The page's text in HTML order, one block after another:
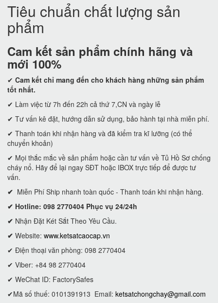
Tiêu chuẩn chất lượng sản
phẩm
Cam kết sản phẩm chính hãng và
mới 100%
✔ Cam kết chỉ mang đến cho khách hàng những sản phẩm
tốt nhất.
✔ Làm việc từ 7h đến 22h cả thứ 7,CN và ngày lễ
✔ Tư vấn kê đặt, hướng dẫn sử dụng, bảo hành tại nhà miễn phí.
✔ Thanh toán khi nhận hàng và đã kiểm tra kĩ lưỡng (có thể
chuyển khoản)
✔ Mọi thắc mắc về sản phẩm hoặc cần tư vấn về Tủ Hồ Sơ chống
cháy nổ. Hãy để lại ngay SĐT hoặc IBOX trực tiếp để được tư
vấn.
✔ Miễn Phí Ship nhanh toàn quốc - Thanh toán khi nhận hàng.
✔ Hotline: 098 2770404 Phục vụ 24/24h
✔ Nhận Đặt Két Sắt Theo Yêu Cầu.
✔ Website: www.ketsatcaocap.vn
✔ Điện thoại văn phòng: 098 2770404
✔ Viber: +84 98 2770404
✔ WeChat ID: FactorySafes
✔Mã số thuế: 0101391913 Email: ketsatchongchay@gmail.com